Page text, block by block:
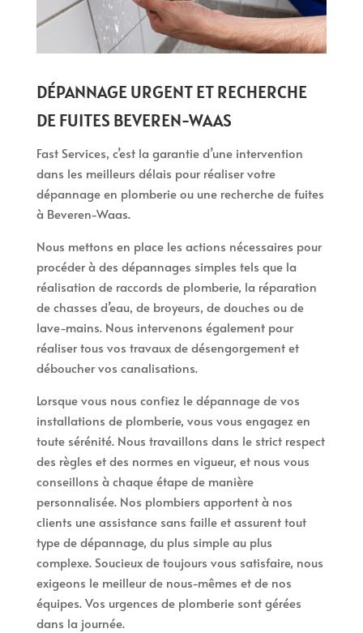
DÉPANNAGE URGENT ET RECHERCHE
DE FUITES BEVEREN-WAAS
Fast Services, c’est la garantie d’une intervention
dans les meilleurs délais pour réaliser votre
dépannage en plomberie ou une recherche de fuites
à Beveren-Waas.
Nous mettons en place les actions nécessaires pour
procéder à des dépannages simples tels que la
réalisation de raccords de plomberie, la réparation
de chasses d’eau, de broyeurs, de douches ou de
lave-mains. Nous intervenons également pour
réaliser tous vos travaux de désengorgement et
déboucher vos canalisations.
Lorsque vous nous confiez le dépannage de vos
installations de plomberie, vous vous engagez en
toute sérénité. Nous travaillons dans le strict respect
des règles et des normes en vigueur, et nous vous
conseillons à chaque étape de manière
personnalisée. Nos plombiers apportent à nos
clients une assistance sans faille et assurent tout
type de dépannage, du plus simple au plus
complexe. Soucieux de toujours vous satisfaire, nous
exigeons le meilleur de nous-mêmes et de nos
équipes. Vos urgences de plomberie sont gérées
dans la journée.